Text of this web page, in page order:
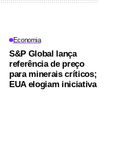
Economia
S&P Global lança
referência de preço
para minerais críticos;
EUA elogiam iniciativa